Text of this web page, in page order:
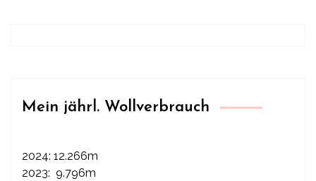
Mein jährl. Wollverbrauch
2024: 12.266m
2023: 9.796m